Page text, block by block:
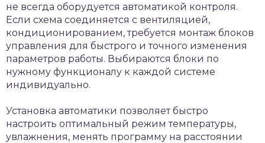
не всегда оборудуется автоматикой контроля.
Если схема соединяется с вентиляцией,
кондиционированием, требуется монтаж блоков
управления для быстрого и точного изменения
параметров работы. Выбираются блоки по
нужному функционалу к каждой системе
индивидуально.
Установка автоматики позволяет быстро
настроить оптимальный режим температуры,
увлажнения, менять программу на расстоянии